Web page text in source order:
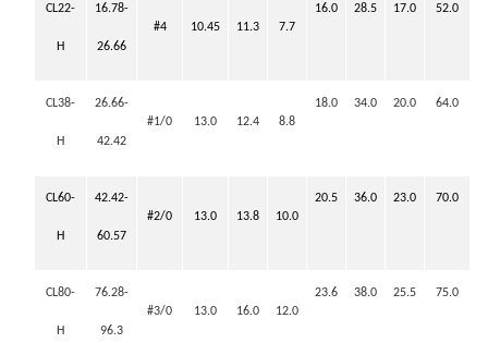
CL22-
H
16.78-
26.66
#4 10.45 11.3 7.7
16.0 28.5 17.0 52.0
CL38-
H
26.66-
42.42
#1/0 13.0 12.4 8.8
18.0 34.0 20.0 64.0
CL60-
H
42.42-
60.57
#2/0 13.0 13.8 10.0
20.5 36.0 23.0 70.0
CL80-
H
76.28-
96.3
#3/0 13.0 16.0 12.0
23.6 38.0 25.5 75.0